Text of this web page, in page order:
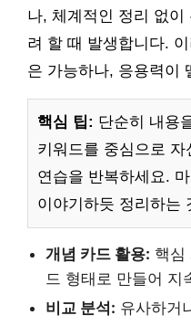
나, 체계적인 정리 없
려 할 때 발생합니다.
은 가능하나, 응용력이
핵심 팁: 단순히 내용
키워드를 중심으로
연습을 반복하세요.
이야기하듯 정리하는
개념 카드 활용: 핵심
드 형태로 만들어 지
비교 분석: 유사하거